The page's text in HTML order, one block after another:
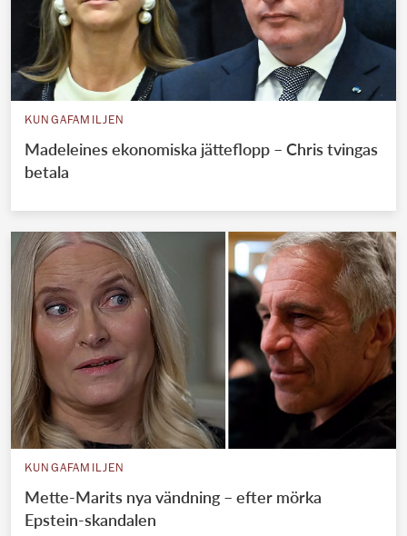
KUNGAFAMILJEN
Madeleines ekonomiska jätteflopp – Chris tvingas
betala
KUNGAFAMILJEN
Mette-Marits nya vändning – efter mörka
Epstein-skandalen